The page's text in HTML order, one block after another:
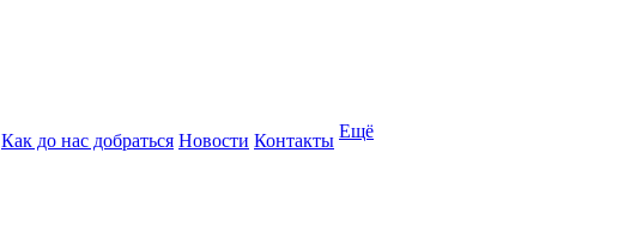
Как до нас добраться Новости Контакты Ещё